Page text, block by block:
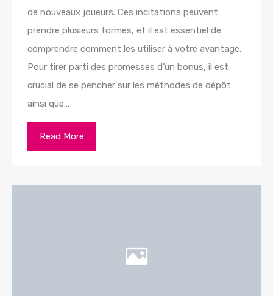
de nouveaux joueurs. Ces incitations peuvent
prendre plusieurs formes, et il est essentiel de
comprendre comment les utiliser à votre avantage.
Pour tirer parti des promesses d’un bonus, il est
crucial de se pencher sur les méthodes de dépôt
ainsi que…
Read More